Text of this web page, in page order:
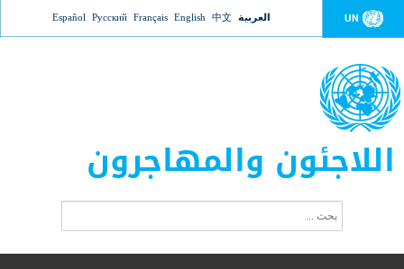
Jump to navigation UN العربية 中文
English
Français
Русский
Español
اللاجئون والمهاجرون
ت
ب